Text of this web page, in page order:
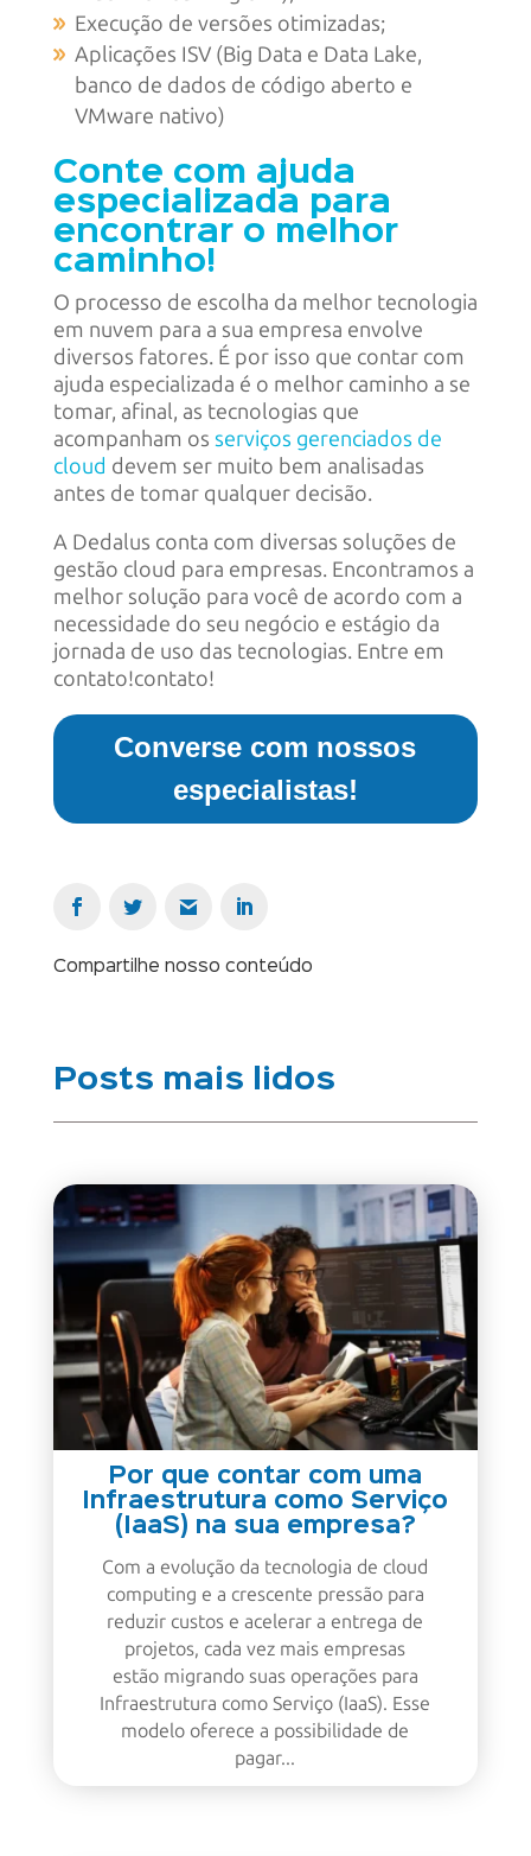
Execução de versões otimizadas;
Aplicações ISV (Big Data e Data Lake,
banco de dados de código aberto e
VMware nativo)
Conte com ajuda
especializada para
encontrar o melhor
caminho!
O processo de escolha da melhor tecnologia
em nuvem para a sua empresa envolve
diversos fatores. É por isso que contar com
ajuda especializada é o melhor caminho a se
tomar, afinal, as tecnologias que
acompanham os serviços gerenciados de
cloud devem ser muito bem analisadas
antes de tomar qualquer decisão.
A Dedalus conta com diversas soluções de
gestão cloud para empresas. Encontramos a
melhor solução para você de acordo com a
necessidade do seu negócio e estágio da
jornada de uso das tecnologias. Entre em
contato!contato!
Converse com nossos
especialistas!
Compartilhe nosso conteúdo
Posts mais lidos
Por que contar com uma
Infraestrutura como Serviço
(IaaS) na sua empresa?
Com a evolução da tecnologia de cloud
computing e a crescente pressão para
reduzir custos e acelerar a entrega de
projetos, cada vez mais empresas
estão migrando suas operações para
Infraestrutura como Serviço (IaaS). Esse
modelo oferece a possibilidade de
pagar...